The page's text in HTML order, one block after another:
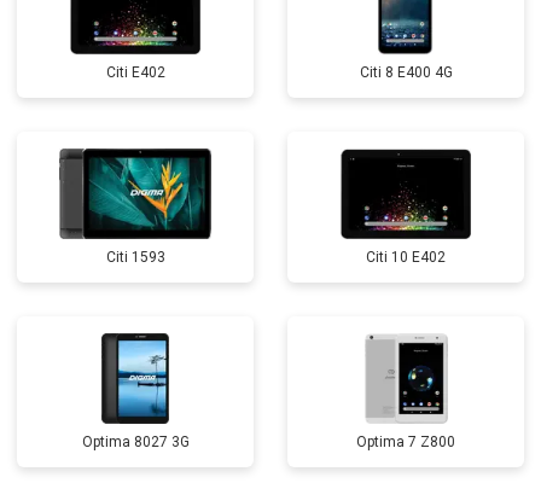
Citi E402 Citi 8 E400 4G
Citi 1593 Citi 10 E402
Optima 8027 3G Optima 7 Z800